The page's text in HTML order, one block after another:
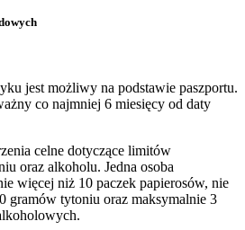
jest możliwy na podstawie paszportu.
co najmniej 6 miesięcy od daty
celne dotyczące limitów
oraz alkoholu. Jedna osoba
więcej niż 10 paczek papierosów, nie
gramów tytoniu oraz maksymalnie 3